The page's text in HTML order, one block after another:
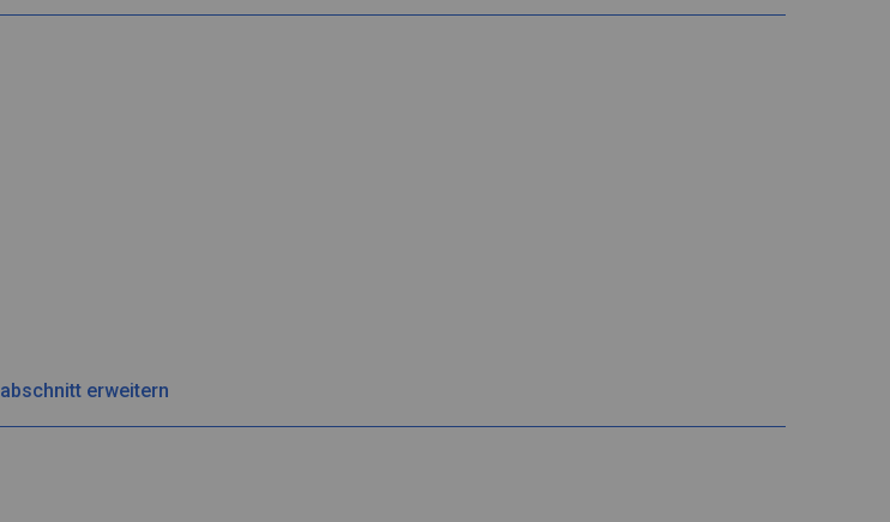
abschnitt erweitern